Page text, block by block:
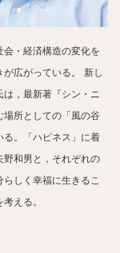
・経済構造の変化を
広がっている。
新し
，最新著『シン・ニ
場所としての「風の谷
る。「ハピネス」に着
野和男と，それぞれの
しく幸福に生きるこ
える。